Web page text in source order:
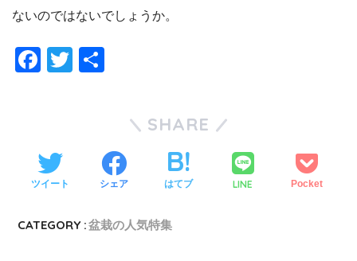
ないのではないでしょうか。
F
b
o
k
T
SHARE
ツイート シェア はてブ LINE Pocket
CATEGORY :盆栽の人気特集